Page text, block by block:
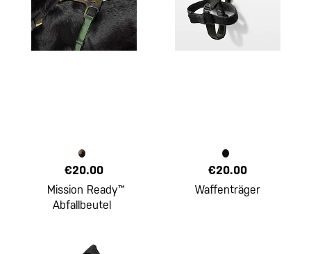
€20.00
Mission Ready™
Abfallbeutel
€20.00
Waffenträger